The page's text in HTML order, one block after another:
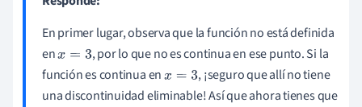
En primer lugar, observa que la función no está definida
enx= 3
, por lo que no es continua en ese punto. Si la
función es continua enx= 3
, ¡seguro que allí no tiene
una discontinuidad eliminable! Así que ahora tienes que